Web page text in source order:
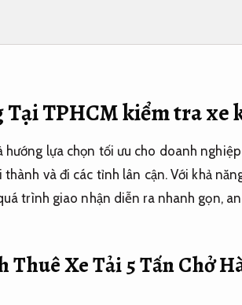
Tại TPHCM kiểm tra xe
hướng lựa chọn tối ưu cho doanh
và đi các tỉnh lân cận. Với khả
trình giao nhận diễn ra nhanh gọn,
Xe Tải 5 Tấn Chở